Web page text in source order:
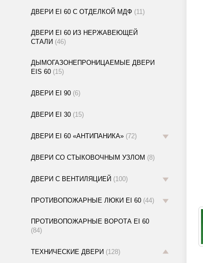
ДВЕРИ EI 60 С ОТДЕЛКОЙ МДФ (11)
ДВЕРИ EI 60 ИЗ НЕРЖАВЕЮЩЕЙ
СТАЛИ (46)
ДЫМОГАЗОНЕПРОНИЦАЕМЫЕ ДВЕРИ
EIS 60 (15)
ДВЕРИ EI 90 (6)
ДВЕРИ EI 30 (15)
ДВЕРИ EI 60 «АНТИПАНИКА» (72)
ДВЕРИ СО СТЫКОВОЧНЫМ УЗЛОМ (8)
ДВЕРИ С ВЕНТИЛЯЦИЕЙ (100)
ПРОТИВОПОЖАРНЫЕ ЛЮКИ EI 60 (44)
ПРОТИВОПОЖАРНЫЕ ВОРОТА EI 60
(84)
ТЕХНИЧЕСКИЕ ДВЕРИ (128)